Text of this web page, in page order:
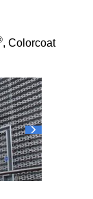
, Colorcoat